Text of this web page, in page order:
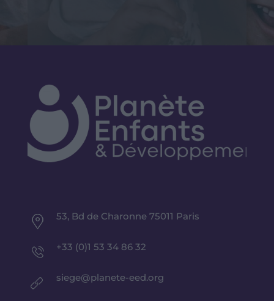
53, Bd de Charonne 75011 Paris
+33 (0)1 53 34 86 32
siege@planete-eed.org